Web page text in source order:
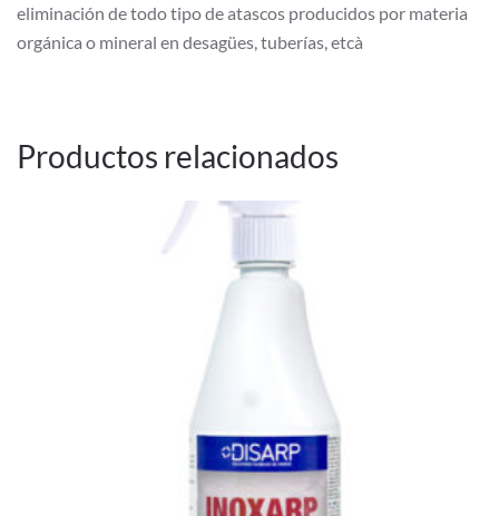
eliminación de todo tipo de atascos producidos por materia
orgánica o mineral en desagües, tuberías, etcà
Productos relacionados